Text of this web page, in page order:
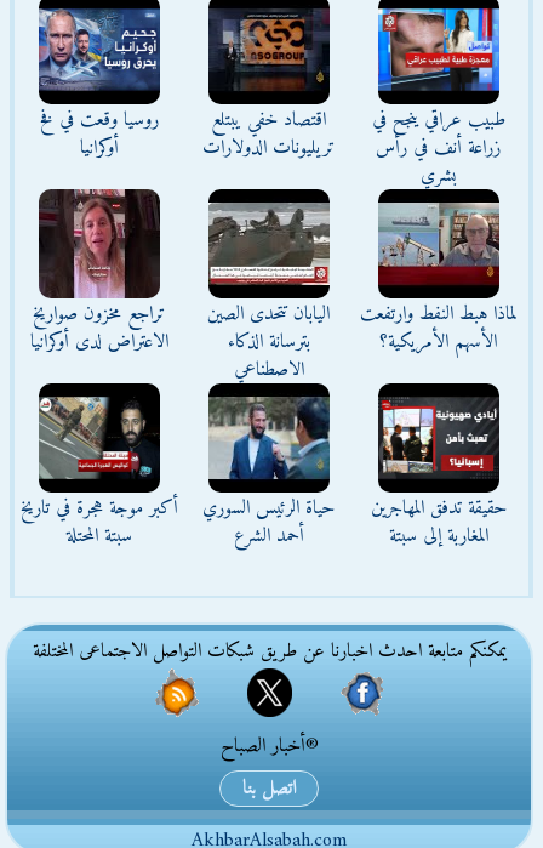
طبيب عراقي ينجح في
زراعة أنف في رأس
بشري
اقتصاد خفي يبتلع
تريليونات الدولارات
روسيا وقعت في فخ
أوكرانيا
لماذا هبط النفط وارتفعت
الأسهم الأمريكية؟
اليابان تتحدى الصين
بترسانة الذكاء
الاصطناعي
تراجع مخزون صواريخ
الاعتراض لدى أوكرانيا
حقيقة تدفق المهاجرين
المغاربة إلى سبتة
حياة الرئيس السوري
أحمد الشرع
أكبر موجة هجرة في تاريخ
سبتة المحتلة
يمكنكم متابعة احدث اخبارنا عن طريق شبكات التواصل الاجتماعى المختلفة
®أخبار الصباح
اتصل بنا
AkhbarAlsabah.com